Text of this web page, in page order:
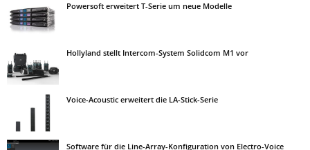
Powersoft erweitert T-Serie um neue Modelle
Hollyland stellt Intercom-System Solidcom M1 vor
Voice-Acoustic erweitert die LA-Stick-Serie
Software für die Line-Array-Konfiguration von Electro-Voice